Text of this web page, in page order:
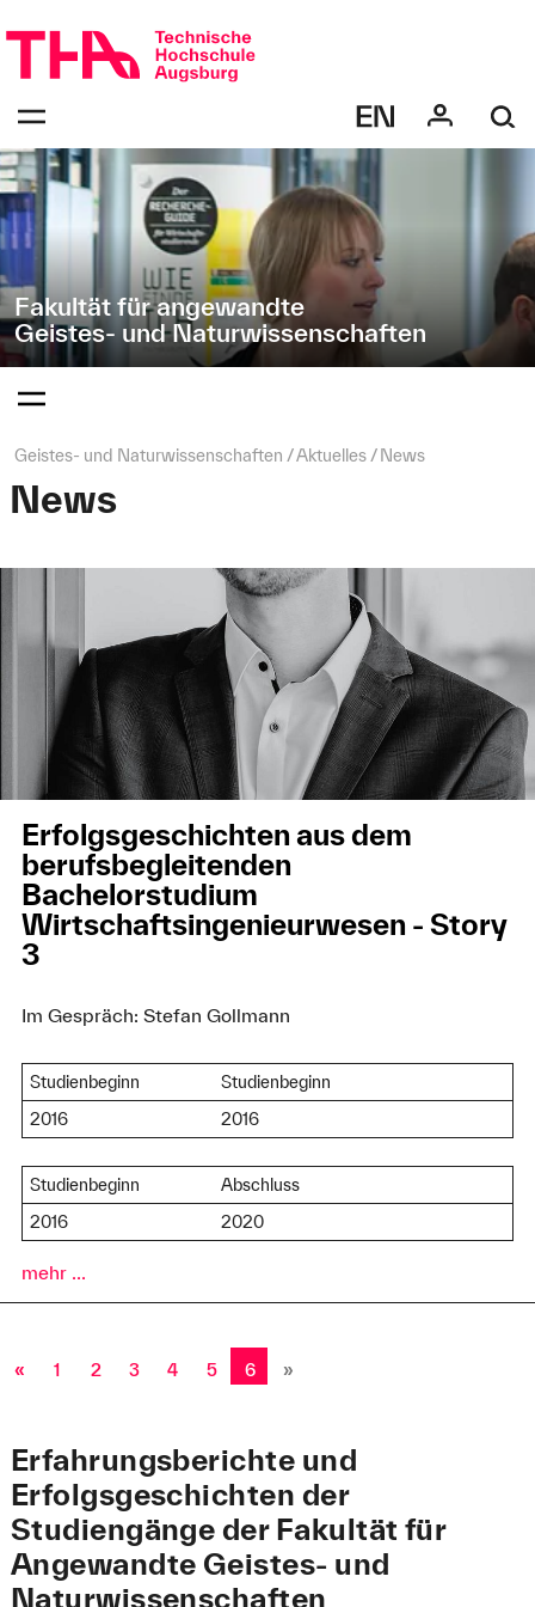
überspringen
zur
Navigation
"Geistes-
und
Naturwissenschaften"
Fakultät für angewandte
Geistes- und Naturwissenschaften
bestätigen
Öffnen
des
Menüs
bestätigen
des
Seitenpfad:
Geistes- und Naturwissenschaften Aktuelles News
News
Erfolgsgeschichten aus dem
berufsbegleitenden
Bachelorstudium
Wirtschaftsingenieurwesen - Story
3
Im Gespräch: Stefan Gollmann
Studienbeginn
Studienbeginn
2016
2016
Studienbeginn
Abschluss
2016
2020
mehr ...
« 1 2 3 4 5 6 »
Erfahrungsberichte und
Erfolgsgeschichten der
Studiengänge der Fakultät für
Angewandte Geistes- und
Naturwissenschaften